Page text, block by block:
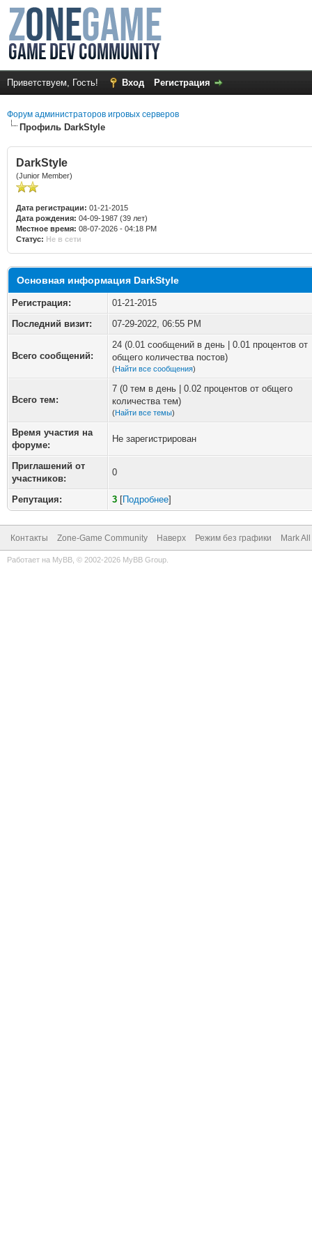
Приветствуем, Гость! Вход Регистрация
Форум администраторов игровых серверов
Профиль DarkStyle
DarkStyle
(Junior Member)
Дата регистрации: 01-21-2015
Дата рождения: 04-09-1987 (39 лет)
Местное время: 08-07-2026 - 04:18 PM
Статус: Не в сети
Основная информация DarkStyle
Регистрация:
01-21-2015
Последний визит:
07-29-2022, 06:55 PM
Всего сообщений:
24 (0.01 сообщений в день | 0.01 процентов от
общего количества постов)
(Найти все сообщения)
Всего тем:
7 (0 тем в день | 0.02 процентов от общего
количества тем)
(Найти все темы)
Время участия на
форуме:
Не зарегистрирован
Приглашений от
участников:
0
Репутация: 3 [Подробнее]
Контакты Zone-Game Community Наверх Режим без графики Mark
Работает на MyBB , © 2002-2026 MyBB Group